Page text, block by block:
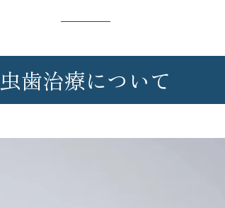
虫歯治療について